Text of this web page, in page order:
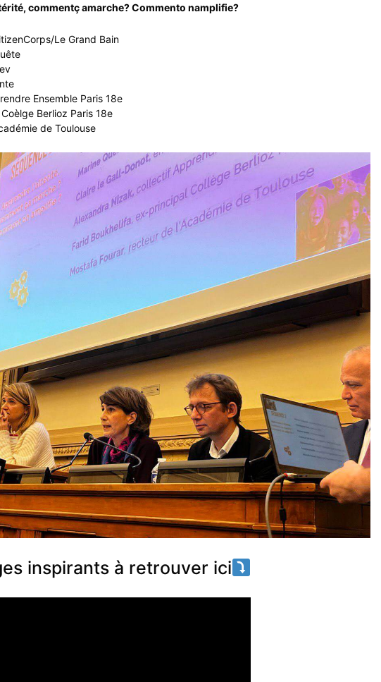
commentç amarche? Commento namplifie?
Le Grand Bain
Ensemble Paris 18e
Berlioz Paris 18e
de Toulouse
inspirants à retrouver ici